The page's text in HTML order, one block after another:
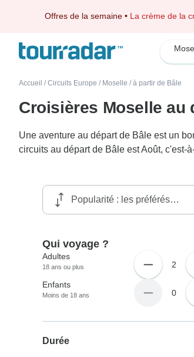
Offres de la semaine • La crème de la
Accueil / Circuits Europe / Moselle / à partir de Bâle
Croisières Moselle au
Une aventure au départ de Bâle est un
circuits au départ de Bâle est Août, c'est-
Qui voyage ?
Adultes
18 ans ou plus 2
Enfants
Moins de 18 ans 0
Durée